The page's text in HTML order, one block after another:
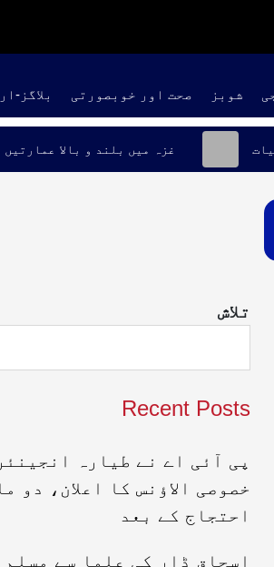
شوبز صحت اور خوبصورتی بلاگز-
غزہ میں بلند و موسمیات
تلاش
Recent Posts
پی آئی اے نے طیارہ
خصوصی الاؤنس کا اعلان، دو
احتجاج کے بعد
اسحاق ڈار کی علما سے مسلم